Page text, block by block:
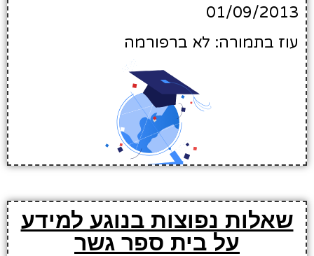
01/09/2013
עוז בתמורה: לא ברפורמה
שאלות נפוצות בנוגע למידע
על בית ספר גשר